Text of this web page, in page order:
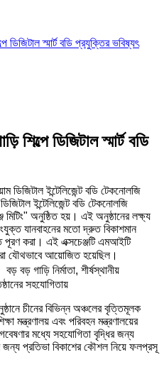
ডিজিটাল স্মার্ট বডি প্রযুক্তির ভবিষ্যৎ
শিল্পে ডিজিটাল স্মার্ট বডি
ডিজিটাল ইন্টেলিজেন্ট বডি টেকনোলজি
ইন্টেলিজেন্ট বডি টেকনোলজি
মিটিং" অনুষ্ঠিত হয়। এই অনুষ্ঠানের লক্ষ্য
যানবাহনের মতো দ্রুত বিকাশমান
পূরণ করা। এই এক্সচেঞ্জটি এমআইটি
যৌথভাবে আয়োজিত হয়েছিল।
বড় বড় গাড়ি নির্মাতা, শীর্ষস্থানীয়
সহযোগিতায়
চীনের বিভিন্ন অঞ্চলের বৃত্তিমূলক
মন্ত্রণালয় এবং পরিবহন মন্ত্রণালয়ের
মধ্যে সহযোগিতা বৃদ্ধির জন্য
জন্য প্রতিভা বিকাশের কৌশল নিয়ে ফলপ্রসূ